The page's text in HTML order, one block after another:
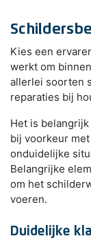
Kies een
werkt om
allerlei soorten
reparaties bij
Het is
bij voorkeur
onduidelijke
Belangrijke
om het
voeren.
Duidelijke